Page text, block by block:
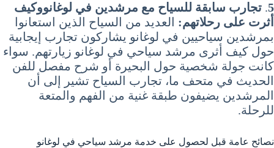
5
. تجارب سابقة للسياح مع مرشدين في لوغانووكيف
أثرت على رحلاتهم: العديد من السياح الذين استعانوا
بمرشدين سياحيين في لوغانو يشاركون تجارب إيجابية
حول كيف أثرى مرشد سياحي في لوغانو زيارتهم. سواء
كانت جولة شخصية حول البحيرة أو شرح مفصل للفن
الحديث في متحف ما، تجارب السياح تشير إلى أن
المرشدين يضيفون طبقة غنية من الفهم والمتعة
للرحلة.
نصائح عامة قبل لحصول على خدمة مرشد سياحي في لوغانو